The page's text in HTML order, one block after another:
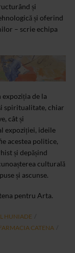
și
și oferind
– scrie echipa
de la
spiritualitate, chiar
cât și
expoziției, ideile
acestea politice,
și depășind
culturală
și ascunse.
pentru Arta.
HUNIADE
CATENA